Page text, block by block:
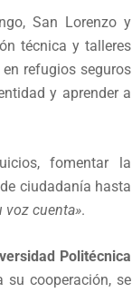
San Lorenzo y
técnica y talleres
refugios seguros
y aprender a
fomentar la
ciudadanía hasta
voz cuenta».
Politécnica
su cooperación, se